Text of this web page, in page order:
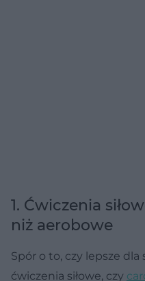
1. Ćwiczenia
niż aerobowe
Spór o to, czy lepsze dla
ćwiczenia siłowe, czy